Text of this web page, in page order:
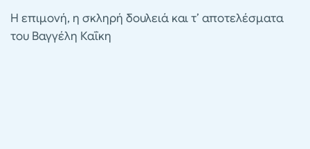
Η επιμονή, η σκληρή δουλειά και τ’ αποτελέσματα
του Βαγγέλη Καΐκη